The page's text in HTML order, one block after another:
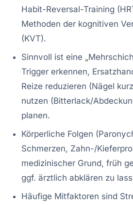
Habit-Reversal-Training
Methoden der kognitiven
(KVT).
Sinnvoll ist eine
Trigger erkennen,
Reize reduzieren (Nägel
nutzen (Bitterlack/
planen.
Körperliche Folgen
Schmerzen, Zahn-/
medizinischer Grund, früh
ggf. ärztlich abklären zu
Häufige Mitfaktoren sind